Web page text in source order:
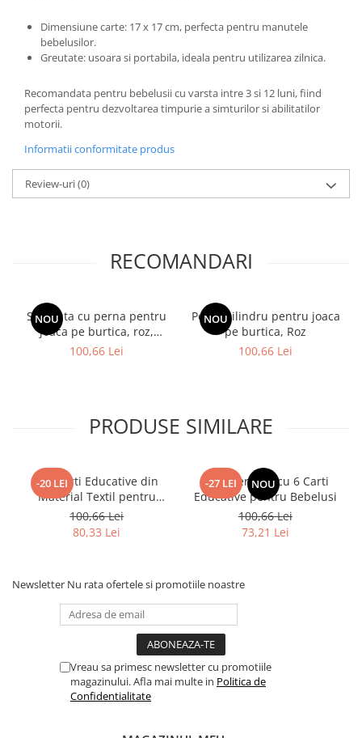
Dimensiune carte: 17 x 17 cm, perfecta pentru manutele
bebelusilor.
Greutate: usoara si portabila, ideala pentru utilizarea zilnica.
Recomandata pentru bebelusii cu varsta intre 3 si 12 luni, fiind
perfecta pentru dezvoltarea timpurie a simturilor si abilitatilor
motorii.
Informatii conformitate produs
Review-uri(0)
RECOMANDARI
NOU
Salteluta cu perna pentru
joaca pe burtica, roz,
Unicornul vesel
100,66 Lei
NOU
Perna cilindru pentru joaca
pe burtica, Roz
100,66 Lei
PRODUSE SIMILARE
-20 LEI
Set Carti Educative din
Material Textil pentru
Dezvoltarea Simturilor –
Baby Vision Alb/Negru
100,66 Lei
80,33 Lei
-27 LEI NOU
Set Interactiv cu 6 Carti
Educative pentru Bebelusi
100,66 Lei
73,21 Lei
Newsletter Nu rata ofertele si promotiile noastre
Vreau sa primesc newsletter cu promotiile
magazinului. Afla mai multe in Politica de
Confidentialitate